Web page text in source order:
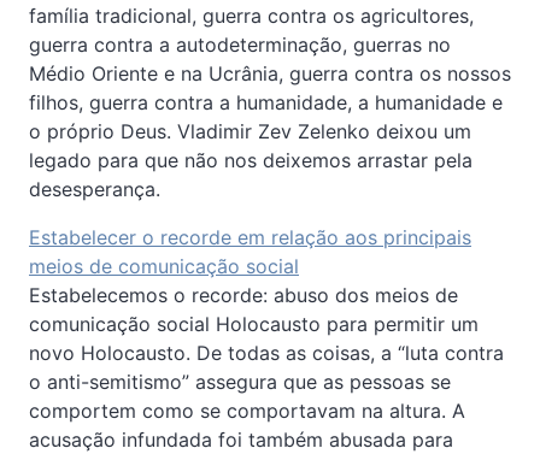
família tradicional, guerra contra os agricultores,
guerra contra a autodeterminação, guerras no
Médio Oriente e na Ucrânia, guerra contra os nossos
filhos, guerra contra a humanidade, a humanidade e
o próprio Deus. Vladimir Zev Zelenko deixou um
legado para que não nos deixemos arrastar pela
desesperança.
Estabelecer o recorde em relação aos principais
meios de comunicação social
Estabelecemos o recorde: abuso dos meios de
comunicação social Holocausto para permitir um
novo Holocausto. De todas as coisas, a “luta contra
o anti-semitismo” assegura que as pessoas se
comportem como se comportavam na altura. A
acusação infundada foi também abusada para